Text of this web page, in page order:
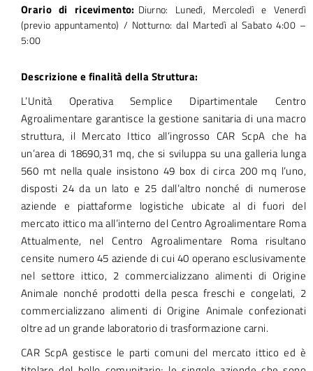
Orario di ricevimento: Diurno: Lunedì, Mercoledì e Venerdì
(previo appuntamento) / Notturno: dal Martedì al Sabato 4:00 –
5:00
Descrizione e finalità della Struttura:
L’Unità Operativa Semplice Dipartimentale Centro
Agroalimentare garantisce la gestione sanitaria di una macro
struttura, il Mercato Ittico all’ingrosso CAR ScpA che ha
un’area di 18690,31 mq, che si sviluppa su una galleria lunga
560 mt nella quale insistono 49 box di circa 200 mq l’uno,
disposti 24 da un lato e 25 dall’altro nonché di numerose
aziende e piattaforme logistiche ubicate al di fuori del
mercato ittico ma all’interno del Centro Agroalimentare Roma
Attualmente, nel Centro Agroalimentare Roma risultano
censite numero 45 aziende di cui 40 operano esclusivamente
nel settore ittico, 2 commercializzano alimenti di Origine
Animale nonché prodotti della pesca freschi e congelati, 2
commercializzano alimenti di Origine Animale confezionati
oltre ad un grande laboratorio di trasformazione carni.
CAR ScpA gestisce le parti comuni del mercato ittico ed è